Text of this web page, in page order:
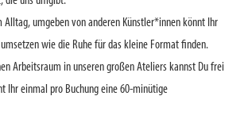
Alltag, umgeben von anderen Künstler*innen könnt Ihr
wie die Ruhe für das kleine Format finden.
Arbeitsraum in unseren großen Ateliers kannst Du frei
Ihr einmal pro Buchung eine 60-minütige